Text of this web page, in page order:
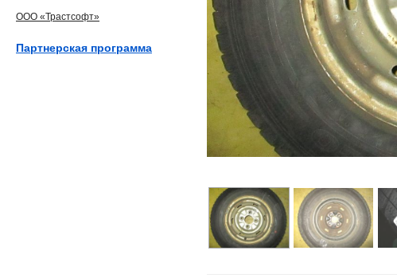
ООО «Трастсофт»
Партнерская программа